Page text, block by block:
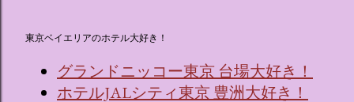
東京ベイエリアのホテル大好き！
グランドニッコー東京 台場大好き！
ホテルJALシティ東京 豊洲大好き！